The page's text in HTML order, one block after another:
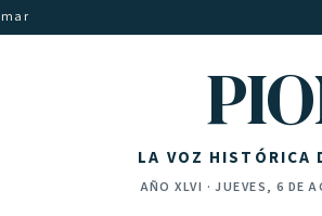
LA VOZ HISTÓRICA
AÑOXLVI ·JUEVES, 6 DE